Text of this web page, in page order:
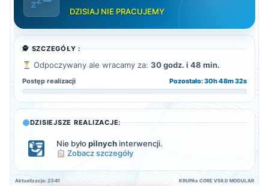
DZISIAJ NIE PRACUJEMY
🕵️ SZCZEGÓŁY :
Odpoczywany ale wracamy za: 30 godz. i 48 min.
Postęp realizacji Pozostało: 30h 48m 30s
DZISIEJSZE REALIZACJE:
Nie byłopilnych interwencji.
Zobacz szczegóły
Aktualizacja: 23:41 KRUPAs CORE V58.0 MODULAR